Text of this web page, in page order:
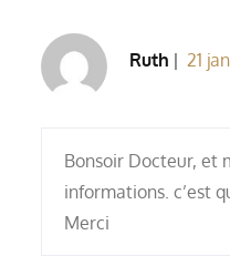
Ruth 21
Bonsoir Docteur, et
informations. c’est
Merci